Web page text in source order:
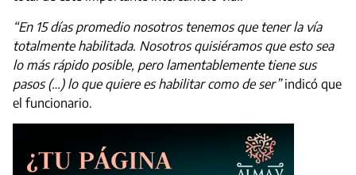
“En 15 días promedio nosotros tenemos que tener la vía
totalmente habilitada. Nosotros quisiéramos que esto sea
lo más rápido posible, pero lamentablemente tiene sus
pasos (…) lo que quiere es habilitar como de ser”indicó que
el funcionario.